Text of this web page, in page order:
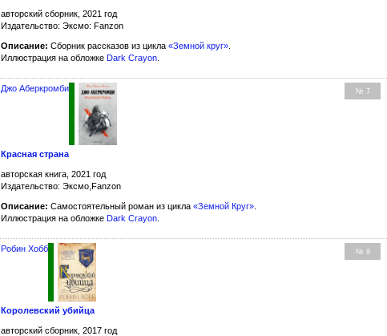
авторский сборник, 2021 год
Издательство: Эксмо: Fanzon
Описание: Сборник рассказов из цикла «Земной круг»
Иллюстрация на обложке Dark Crayon
№ 7
Джо Аберкромби
Красная страна
авторская книга, 2021 год
Издательство: Эксмо,Fanzon
Описание: Самостоятельный роман из цикла «Земной Круг»
Иллюстрация на обложке Dark Crayon
№ 9
Робин Хобб
Королевский убийца
авторский сборник, 2017 год